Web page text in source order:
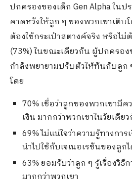
ปกครองของเด็ก Gen Alpha ใน
คาดหวังให้ลูก ๆ ของพวกเขาเติบ
ต้องใช้กระเป๋าสตางค์จริง หรือไ
(73%) ในขณะเดียวกัน ผู้ปกครอ
กำลังพยายามปรับตัวให้ทันกับลูก
โดย
70% เชื่อว่าลูกของพวกเขามี
เงิน มากกว่าพวกเขาในวัยเดีย
69% ไม่แน่ใจว่าความรู้ทางกา
นำไปใช้กับเจเนอเรชันของลูก
63% ยอมรับว่าลูก ๆ รู้เรื่องวิธี
มากกว่าพวกเขา